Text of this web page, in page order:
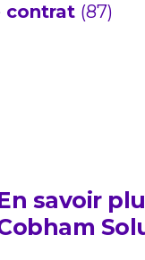
contrat (87)
savoir